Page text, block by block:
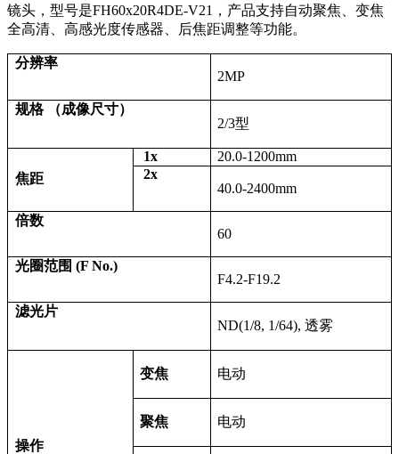
镜头，型号是FH60x20R4DE-V21，产品支持自动聚焦、变焦
全高清、高感光度传感器、后焦距调整等功能。
分辨率
2MP
规格 （成像尺寸）
2/3型
焦距
1x
20.0-1200mm
2x
40.0-2400mm
倍数
60
光圈范围 (F No.)
F4.2-F19.2
滤光片
ND(1/8, 1/64), 透雾
操作
变焦 电动
聚焦 电动